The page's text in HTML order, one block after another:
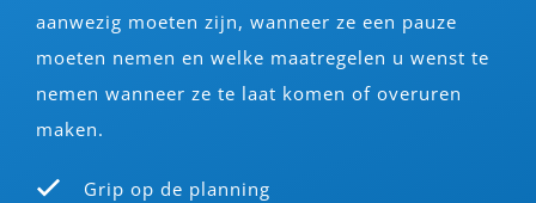
aanwezig moeten zijn, wanneer ze een pauze
moeten nemen en welke maatregelen u wenst te
nemen wanneer ze te laat komen of overuren
maken.
Grip op de planning